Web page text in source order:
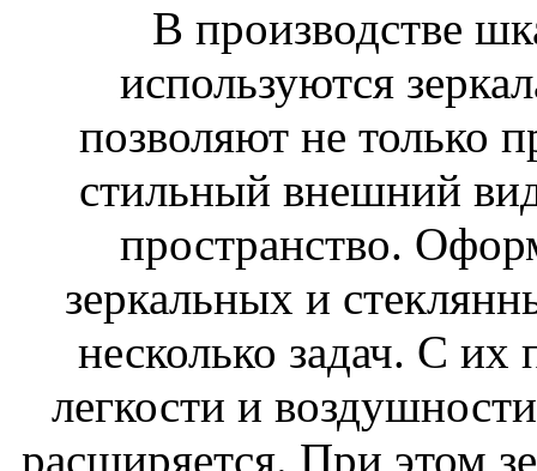
В производстве
используются
позволяют не только
стильный внешний
пространство.
зеркальных и
несколько задач. С
легкости и
расширяется. При этом